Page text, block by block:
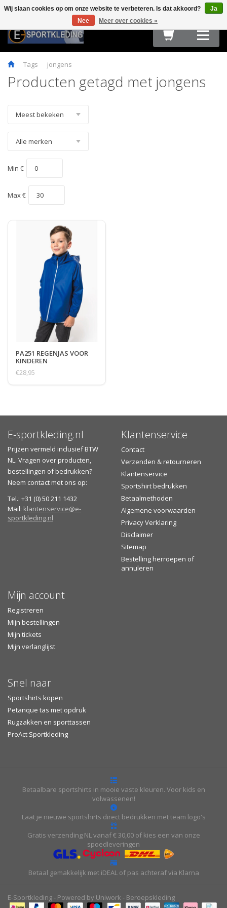
Terug
HARDLOOPKLEDING
Terug
TEAMWEAR
Terug
FIETSKLEDING
Terug
FITNESS
Terug
OUTDOOR
Terug
ACCESSOIRES
Terug
E-SPORT & GAMING
Terug
OBSTACLE RUN & BOOTCAMP
Terug
MAATTABELLEN
Tags jongens
Producten getagd met jongens
Min €
Max €
PA251 REGENJAS VOOR
KINDEREN
€28,95
E-sportkleding.nl
Prijzen vermeld inclusief BTW
NL. Vragen over producten,
bestellingen of bedrukken?
Neem contact met ons op:
Tel.: +31 (0) 50 211 1432
Mail: klantenservice@e-
sportkleding.nl
Klantenservice
Contact
Verzenden & retourneren
Klantenservice
Sportshirt bedrukken
Betaalmethoden
Algemene voorwaarden
Privacy Verklaring
Disclaimer
Sitemap
Bestelling herroepen of
annuleren
Mijn account
Registreren
Mijn bestellingen
Mijn tickets
Mijn verlanglijst
Snel naar
Sportshirts kopen
Petanque tas met opdruk
Rugzakken en sporttassen
ProAct Sportkleding
Betaalbare sportshirts in mooie vaste kleuren. Voor kids en
volwassenen!
Laat je nieuwe sportshirts direct bedrukken met team logo's
Gratis verzending NL vanaf € 30,00 of kies een van onze
spoedleveringen
Betaal gemakkelijk met iDEAL of pas achteraf via Klarna
E-Sportkleding - Powered by Uniwork - Beroepskleding
Wij slaan cookies op om onze website te verbeteren. Is dat akkoord?
Ja
Nee
Meer over cookies »